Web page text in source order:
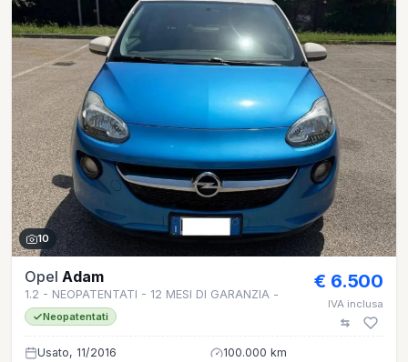
10
Opel Adam
1.2 - NEOPATENTATI - 12 MESI DI GARANZIA -
Neopatentati
€ 6.500
IVA inclusa
Usato, 11/2016
100.000 km